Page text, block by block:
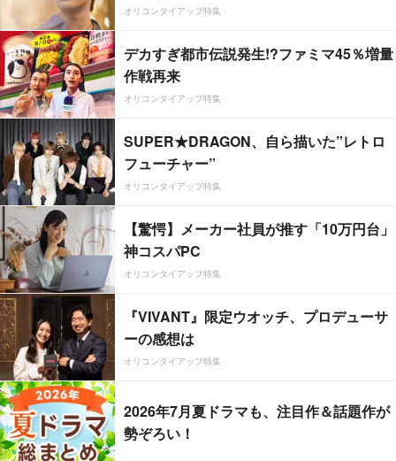
オリコンタイアップ特集
デカすぎ都市伝説発生!?ファミマ45％増量
作戦再来
オリコンタイアップ特集
SUPER★DRAGON、自ら描いた”レトロ
フューチャー”
オリコンタイアップ特集
【驚愕】メーカー社員が推す「10万円台」
神コスパPC
オリコンタイアップ特集
『VIVANT』限定ウオッチ、プロデューサ
ーの感想は
オリコンタイアップ特集
2026年7月夏ドラマも、注目作＆話題作が
勢ぞろい！